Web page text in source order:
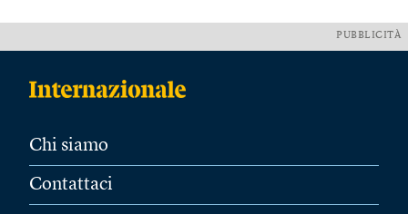
PUBBLICITÀ
Chi siamo
Contattaci